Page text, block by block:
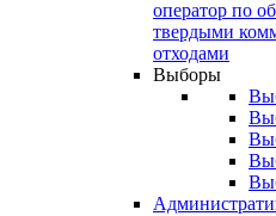
оператор по
твердыми
отходами
Выборы